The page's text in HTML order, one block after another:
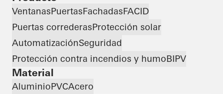
VentanasPuertasFachadasFACID
Puertas correderasProtección solar
AutomatizaciónSeguridad
Protección contra incendios y humoBIPV
Material
AluminioPVCAcero